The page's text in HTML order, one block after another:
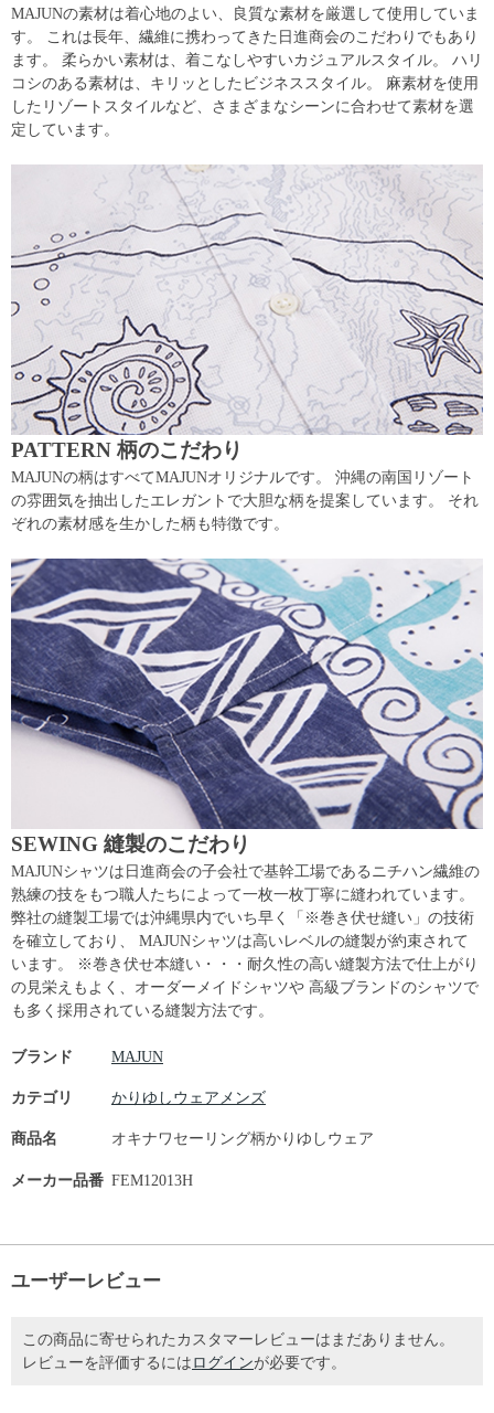
MAJUNの素材は着心地のよい、良質な素材を厳選して使用していま
す。 これは長年、繊維に携わってきた日進商会のこだわりでもあり
ます。 柔らかい素材は、着こなしやすいカジュアルスタイル。 ハリ
コシのある素材は、キリッとしたビジネススタイル。 麻素材を使用
したリゾートスタイルなど、さまざまなシーンに合わせて素材を選
定しています。
PATTERN 柄のこだわり
MAJUNの柄はすべてMAJUNオリジナルです。 沖縄の南国リゾート
の雰囲気を抽出したエレガントで大胆な柄を提案しています。 それ
ぞれの素材感を生かした柄も特徴です。
SEWING 縫製のこだわり
MAJUNシャツは日進商会の子会社で基幹工場であるニチハン繊維の
熟練の技をもつ職人たちによって一枚一枚丁寧に縫われています。
弊社の縫製工場では沖縄県内でいち早く「※巻き伏せ縫い」の技術
を確立しており、 MAJUNシャツは高いレベルの縫製が約束されて
います。 ※巻き伏せ本縫い・・・耐久性の高い縫製方法で仕上がり
の見栄えもよく、オーダーメイドシャツや 高級ブランドのシャツで
も多く採用されている縫製方法です。
ブランド MAJUN
カテゴリ かりゆしウェアメンズ
商品名 オキナワセーリング柄かりゆしウェア
メーカー品番 FEM12013H
ユーザーレビュー
この商品に寄せられたカスタマーレビューはまだありません。
レビューを評価するには ログインが必要です。